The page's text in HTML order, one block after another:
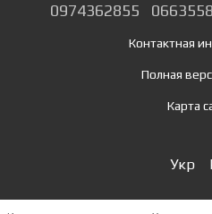
0974362855
Контактная
Полная
Карта
Укр